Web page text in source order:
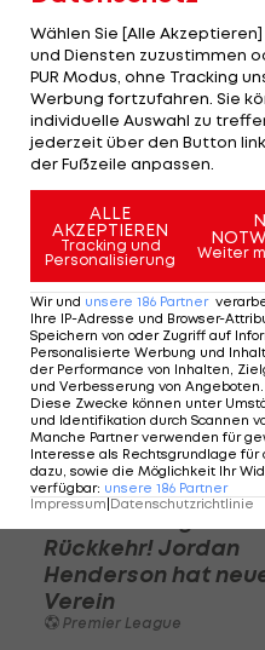
Kirilenko gewinnt
Dominguez Lino deutlich
Sharapova kann ihre
Pironkova wegen
(Stand: 7:6, 3:1).
Mehr zum
Rückkehr! Jordan
Henderson hat
Verein
Premier League
Wählen Sie [Alle
und Diensten zuzustimmen
PUR Modus, ohne Tracking
Werbung fortzufahren. Sie
individuelle Auswahl zu
jederzeit über den Button
der Fußzeile anpassen.
ALLE
AKZEPTIEREN
Tracking und
Personalisierung
Weiter
Wir und unsere 186 Partner
Ihre IP-Adresse und Browser-
Speichern von oder Zugriff auf
Personalisierte Werbung und
der Performance von Inhalten,
und Verbesserung von Angeboten.
Diese Zwecke können unter
und Identifikation durch Scannen
Manche Partner verwenden für
Interesse als Rechtsgrundlage
dazu, sowie die Möglichkeit Ihr
verfügbar: unsere 186 Partner
Impressum Datenschutzrichtlinie